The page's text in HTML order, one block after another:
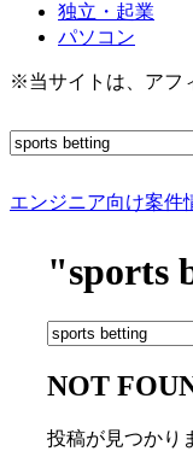
独立・起業
パソコン
※当サイトは、アフ
エンジニア向け案件
"sports
NOT
投稿が見つかり